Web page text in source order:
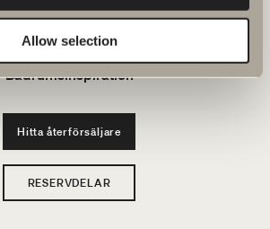
Allow selection
Hållbarhet
Badrumsinspiration
Hitta återförsäljare
RESERVDELAR